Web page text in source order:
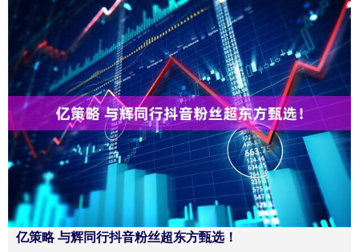
亿策略 与辉同行抖音粉丝超东方甄选！